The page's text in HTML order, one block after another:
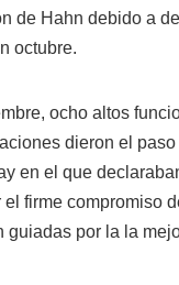
de Hahn debido a
octubre.
ocho altos
dieron el
en el que
el firme compromiso
guiadas por la la